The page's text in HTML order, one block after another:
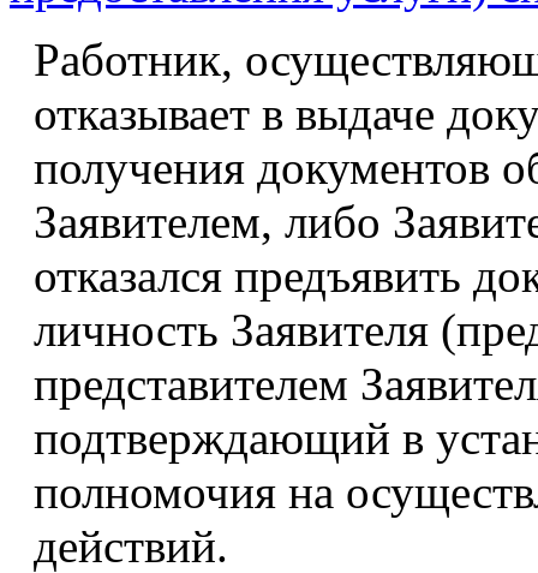
Работник,
отказывает в выдаче
получения документов
Заявителем, либо
отказался предъявить
личность Заявителя
представителем
подтверждающий в
полномочия на
действий.